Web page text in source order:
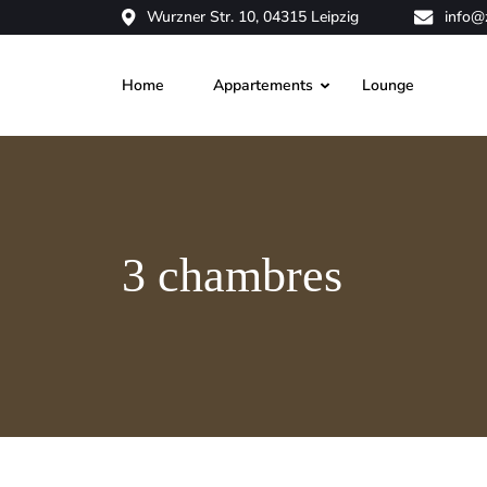
Wurzner Str. 10, 04315 Leipzig
Home Appartements Lounge
3 chambres